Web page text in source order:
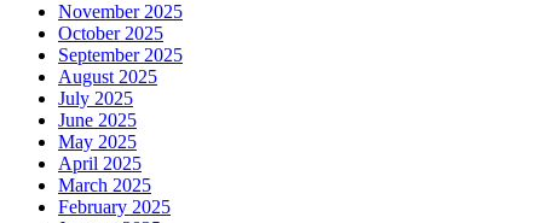
November 2025
October 2025
September 2025
August 2025
July 2025
June 2025
May 2025
April 2025
March 2025
February 2025